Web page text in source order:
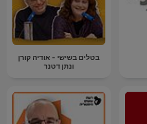
בטלים בשישי - אודיה קורן
ונתן דטנר